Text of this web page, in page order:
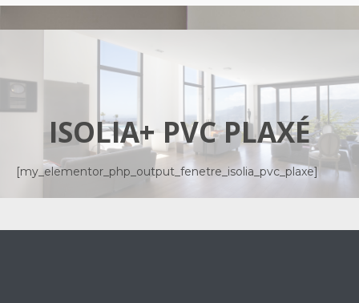
ISOLIA+ PVC PLAXÉ
[my_elementor_php_output_fenetre_isolia_pvc_plaxe]